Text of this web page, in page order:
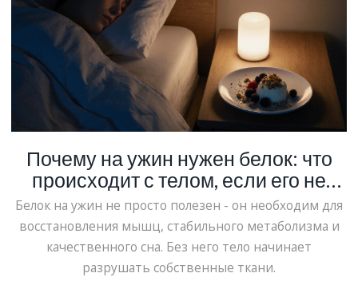
Почему на ужин нужен белок: что
происходит с телом, если его не
хватает
Белок на ужин не просто полезен - он необходим для
восстановления мышц, стабильного метаболизма и
качественного сна. Без него тело начинает
разрушать собственные ткани.